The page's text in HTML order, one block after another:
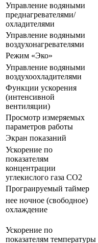
Управление водяными
преднагревателями/
охладителями
Управление водяными
воздухонагревателями
Режим «Эко»
Управление водяными
воздухоохладителями
Функции ускорения
(интенсивной
вентиляции)
Просмотр измеряемых
параметров работы
Экран показаний
Ускорение по
показателям
концентрации
углекислого газа CO2
Програируемый таймер
нее ночное (свободное)
охлаждение
Ускорение по
показателям температуры